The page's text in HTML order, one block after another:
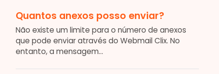
Quantos anexos posso enviar?
Não existe um limite para o número de anexos
que pode enviar através do Webmail Clix. No
entanto, a mensagem...